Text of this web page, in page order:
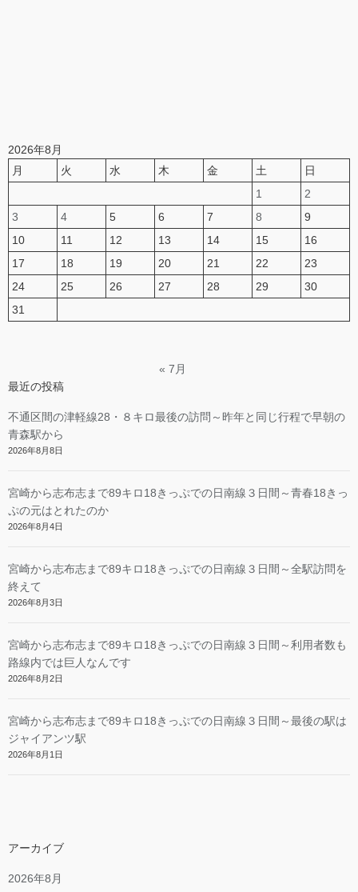
2026年8月
月
火 水 木 金 土
日
1
2
3
4 5 6 7 8
9
10
11 12 13 14 15
16
17
18 19 20 21 22
23
24
25 26 27 28 29
30
31
« 7月
最近の投稿
不通区間の津軽線28・８キロ最後の訪問～昨年と同じ行程で早朝の
青森駅から
2026年8月8日
宮崎から志布志まで89キロ18きっぷでの日南線３日間～青春18きっ
ぷの元はとれたのか
2026年8月4日
宮崎から志布志まで89キロ18きっぷでの日南線３日間～全駅訪問を
終えて
2026年8月3日
宮崎から志布志まで89キロ18きっぷでの日南線３日間～利用者数も
路線内では巨人なんです
2026年8月2日
宮崎から志布志まで89キロ18きっぷでの日南線３日間～最後の駅は
ジャイアンツ駅
2026年8月1日
アーカイブ
2026年8月